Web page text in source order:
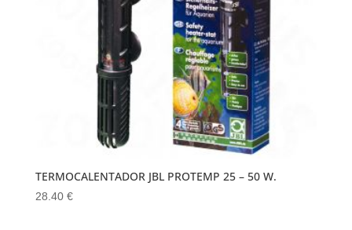
TERMOCALENTADOR JBL PROTEMP 25 – 50 W.
28.40 €